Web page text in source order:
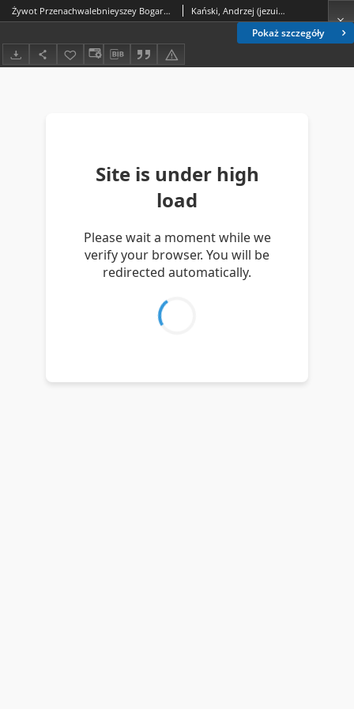
Pokaż szczegóły
Żywot Przenachwalebnieyszey Bogarodzice Panny Maryey : Zebrany z Pisma Świętego tak starego iako y nowego Testamentu, tudziesz y z Doktorów kościelnych tak Graeckich iako y Łacińskich, nad to y hystoryków Chrześciiańskich y Poganskich Kański, Andrzej (jezuita)